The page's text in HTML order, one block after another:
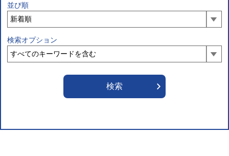
並び順
検索オプション